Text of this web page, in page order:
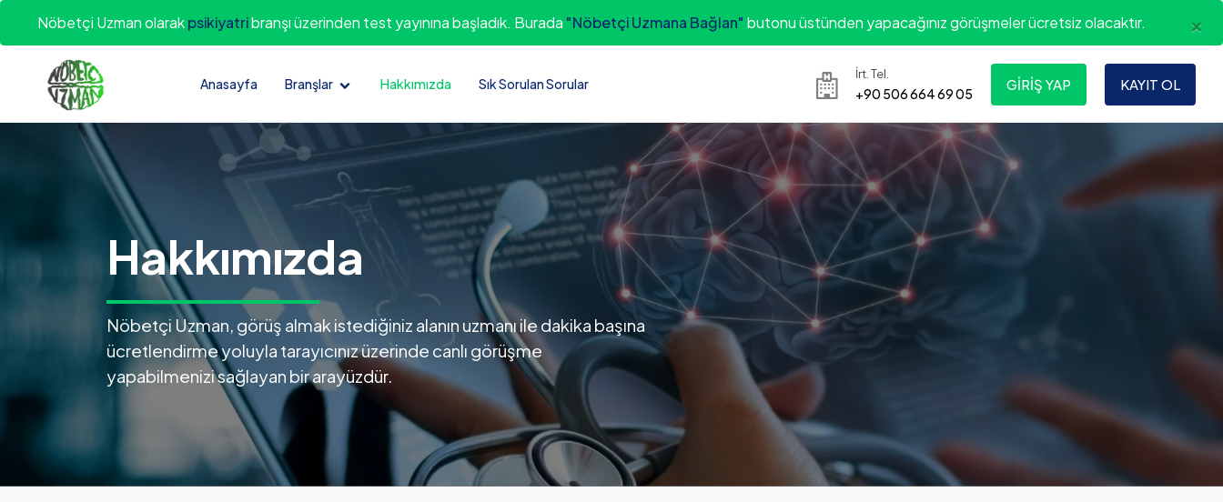
Nöbetçi Uzman olarakpsikiyatribranşı üzerinden test yayınına başladık. Burada "Nöbetçi Uzmana Bağlan" butonu üstünden yapacağınız görüşmeler ücretsiz olacaktır. ×
Anasayfa Branşlar Hakkımızda Sık Sorulan Sorular
İrt. Tel.
+90 506 664 69 05
GIRIŞ YAP KAYIT OL
Hakkımızda
Nöbetçi Uzman, görüş almak istediğiniz alanın uzmanı ile dakika başına
ücretlendirme yoluyla tarayıcınız üzerinde canlı görüşme
yapabilmenizi sağlayan bir arayüzdür.